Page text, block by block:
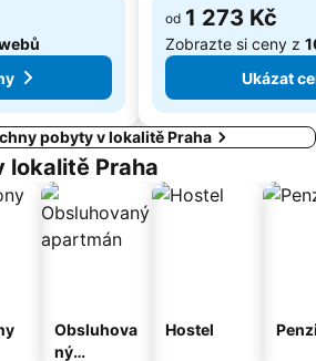
Centrum Černý Most
od 1 273 Kč
Zobrazte si ceny z
Ukázat
pobyty v lokalitě Praha
lokalitě Praha
Obsluhova
ný
Hostel